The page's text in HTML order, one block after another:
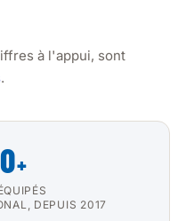
à l'appui, sont
.
+
DEPUIS 2017